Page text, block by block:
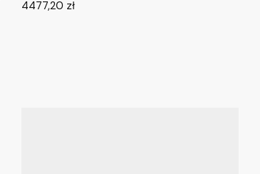
4477,20 zł